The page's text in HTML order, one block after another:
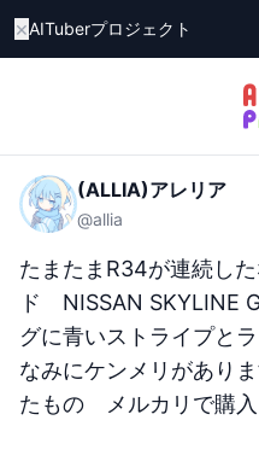
×AITuberプロジェクト
(ALLIA)アレリア
@allia
たまたまR34が連続し
ド　NISSAN SKYLINE
グに青いストライプと
なみにケンメリがあり
たもの　メルカリで購